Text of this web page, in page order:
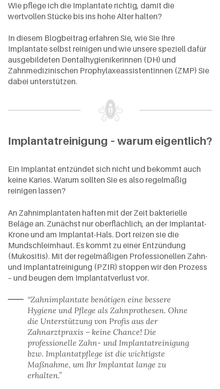
Therapie
Zahnersatz
Invisalign GO
– Ästhetische
Zahnkorrektur
Zahnumformungen
Mundgeruch-
Sprechstunde
Funktionsdiagnostik
Kinder
Anästhesie
Schmerztherapie
Praxis-
News
Publikationen
Newsletter
Karriere
Patienten-
Service
Wie pflege ich die Implantate richtig, damit die
wertvollen Stücke bis ins hohe Alter halten?
In diesem Blogbeitrag erfahren Sie, wie Sie Ihre
Implantate selbst reinigen und wie unsere speziell dafür
ausgebildeten Dentalhygienikerinnen (DH) und
Zahnmedizinischen Prophylaxeassistentinnen (ZMP) Sie
dabei unterstützen.
Implantatreinigung – warum eigentlich?
Ein Implantat entzündet sich nicht und bekommt auch
keine Karies. Warum sollten Sie es also regelmäßig
reinigen lassen?
An Zahnimplantaten haften mit der Zeit bakterielle
Beläge an. Zunächst nur oberflächlich, an der Implantat-
Krone und am Implantat-Hals. Dort reizen sie die
Mundschleimhaut. Es kommt zu einer Entzündung
(Mukositis). Mit der regelmäßigen Professionellen Zahn-
und Implantatreinigung (PZIR) stoppen wir den Prozess
– und beugen dem Implantatverlust vor.
“Zahnimplantate benötigen eine bessere
Hygiene und Pflege als Zahnprothesen. Ohne
die Unterstützung von Profis aus der
Zahnarztpraxis – keine Chance! Die
professionelle Zahn- und Implantatreinigung
bzw. Implantatpflege ist die wichtigste
Maßnahme, um Ihr Implantat lange zu
erhalten.”